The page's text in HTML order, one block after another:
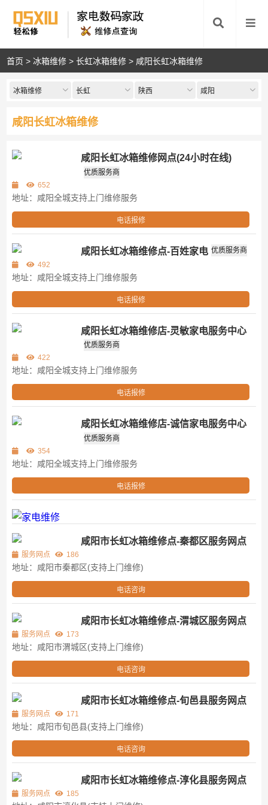
首页 >冰箱维修 >长虹冰箱维修 > 咸阳长虹冰箱维修
冰箱维修 长虹 陕西 咸阳
咸阳长虹冰箱维修
第三方 咸阳长虹冰箱维修网点(24小时在线)
优质服务商
652
地址：咸阳全城支持上门维修服务
电话报修
第三方 咸阳长虹冰箱维修点-百姓家电 优质服务商
492
地址：咸阳全城支持上门维修服务
电话报修
第三方 咸阳长虹冰箱维修店-灵敏家电服务中心
优质服务商
422
地址：咸阳全城支持上门维修服务
电话报修
第三方 咸阳长虹冰箱维修店-诚信家电服务中心
优质服务商
354
地址：咸阳全城支持上门维修服务
电话报修
咸阳市长虹冰箱维修点-秦都区服务网点
服务网点 186
地址：咸阳市秦都区(支持上门维修)
电话咨询
咸阳市长虹冰箱维修点-渭城区服务网点
服务网点 173
地址：咸阳市渭城区(支持上门维修)
电话咨询
咸阳市长虹冰箱维修点-旬邑县服务网点
服务网点 171
地址：咸阳市旬邑县(支持上门维修)
电话咨询
咸阳市长虹冰箱维修点-淳化县服务网点
服务网点 185